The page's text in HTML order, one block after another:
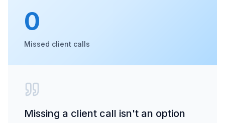
0
Missed client calls
Missing a client call isn't an option